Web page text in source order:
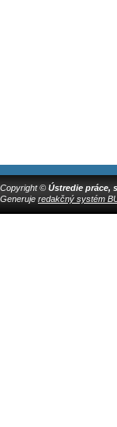
Copyright © Ústredie práce,
Generuje redakčný systém